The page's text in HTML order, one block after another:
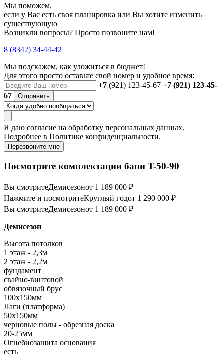
Мы поможем,
если у Вас есть своя планировка или Вы хотите изменить
существующую
Возникли вопросы? Просто позвоните нам!
8 (8342) 34-44-42
Мы подскажем, как уложиться в бюджет!
Для этого просто оставьте свой номер и удобное время:
+7 (921) 123-45-67 +7 (921) 123-45-
67
Отправить
Я даю согласие на обработку персональных данных.
Подробнее в Политике конфиденциальности.
Перезвоните мне
Посмотрите комплектации бани T-50-90
Вы смотритеДемисезонот 1 189 000 ₽
Нажмите и посмотритеКруглый годот 1 290 000 ₽
Вы смотритеДемисезонот 1 189 000 ₽
Демисезон
Высота потолков
1 этаж - 2,3м
2 этаж - 2,2м
фундамент
свайно-винтовой
обвязочный брус
100х150мм
Лаги (платформа)
50х150мм
черновые полы - обрезная доска
20-25мм
Огнебиозащита основания
есть